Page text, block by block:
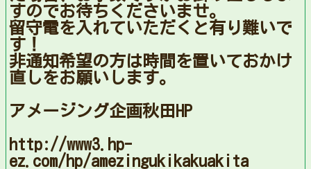
すのでお待ちくださいませ。
留守電を入れていただくと有り難いで
す！
非通知希望の方は時間を置いておかけ
直しをお願いします。
アメージング企画秋田HP
http://www3.hp-
ez.com/hp/amezingukikakuakita